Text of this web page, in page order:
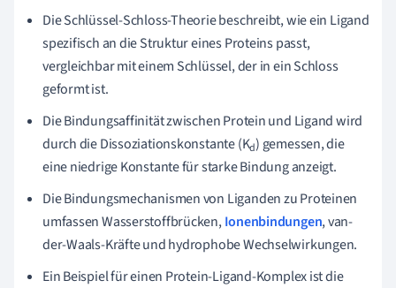
Die Schlüssel-Schloss-Theorie beschreibt, wie ein Ligand
spezifisch an die Struktur eines Proteins passt,
vergleichbar mit einem Schlüssel, der in ein Schloss
geformt ist.
Die Bindungsaffinität zwischen Protein und Ligand wird
durch die Dissoziationskonstante (Kd) gemessen, die
eine niedrige Konstante für starke Bindung anzeigt.
Die Bindungsmechanismen von Liganden zu Proteinen
umfassen Wasserstoffbrücken,Ionenbindungen, van-
der-Waals-Kräfte und hydrophobe Wechselwirkungen.
Ein Beispiel für einen Protein-Ligand-Komplex ist die